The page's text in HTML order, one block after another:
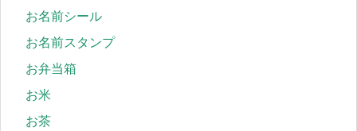
お名前シール
お名前スタンプ
お弁当箱
お米
お茶